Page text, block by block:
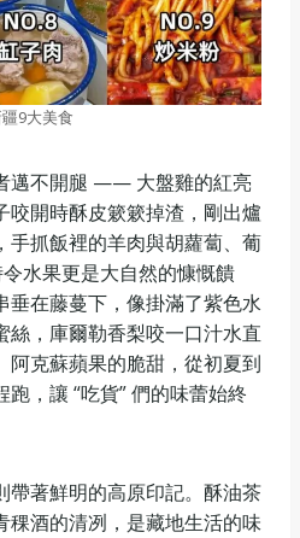
9大美食
邁不開腿 —— 大盤雞的紅亮
咬開時酥皮簌簌掉渣，剛出爐
手抓飯裡的羊肉與胡蘿蔔、葡
水果更是大自然的慷慨饋
垂在藤蔓下，像掛滿了紫色水
絲，庫爾勒香梨咬一口汁水直
阿克蘇蘋果的脆甜，從初夏到
，讓 “吃貨” 們的味蕾始終
帶著鮮明的高原印記。酥油茶
稞酒的清冽，是藏地生活的味